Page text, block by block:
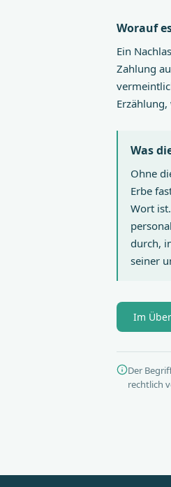
Worauf
Ein
Zahlung
Was
Ohne
Erbe
Wort
durch,
seiner
Im
Der
rechtlich